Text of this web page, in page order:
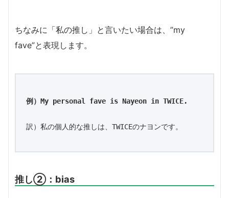
ちなみに「私の推し」と言いたい場合は、”my
fave”と表現します。
例）My personal fave is Nayeon in TWICE.
訳）私の個人的な推しは、TWICEのナヨンです。
推し②：bias